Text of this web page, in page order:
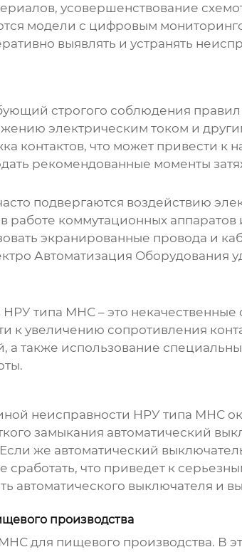
усовершенствование
модели с цифровым
выявлять и устранять
строгого соблюдения
электрическим током и
контактов, что может привести к
рекомендованные моменты
подвергаются воздействию
коммутационных
экранированные провода и
Автоматизация Оборудования
НРУ типа МНС– это
увеличению сопротивления
также использование
неисправности НРУ типа МНС
замыкания автоматический
же автоматический
что приведет к
автоматического выключателя и
производства
МНСдля пищевого производства. В